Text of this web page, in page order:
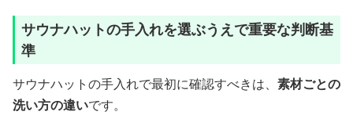
サウナハットの手入れを選ぶうえで重要な判断基
準
サウナハットの手入れで最初に確認すべきは、 素材ごとの
洗い方の違いです。